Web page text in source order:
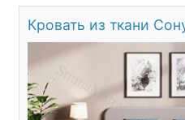
Кровать из ткани